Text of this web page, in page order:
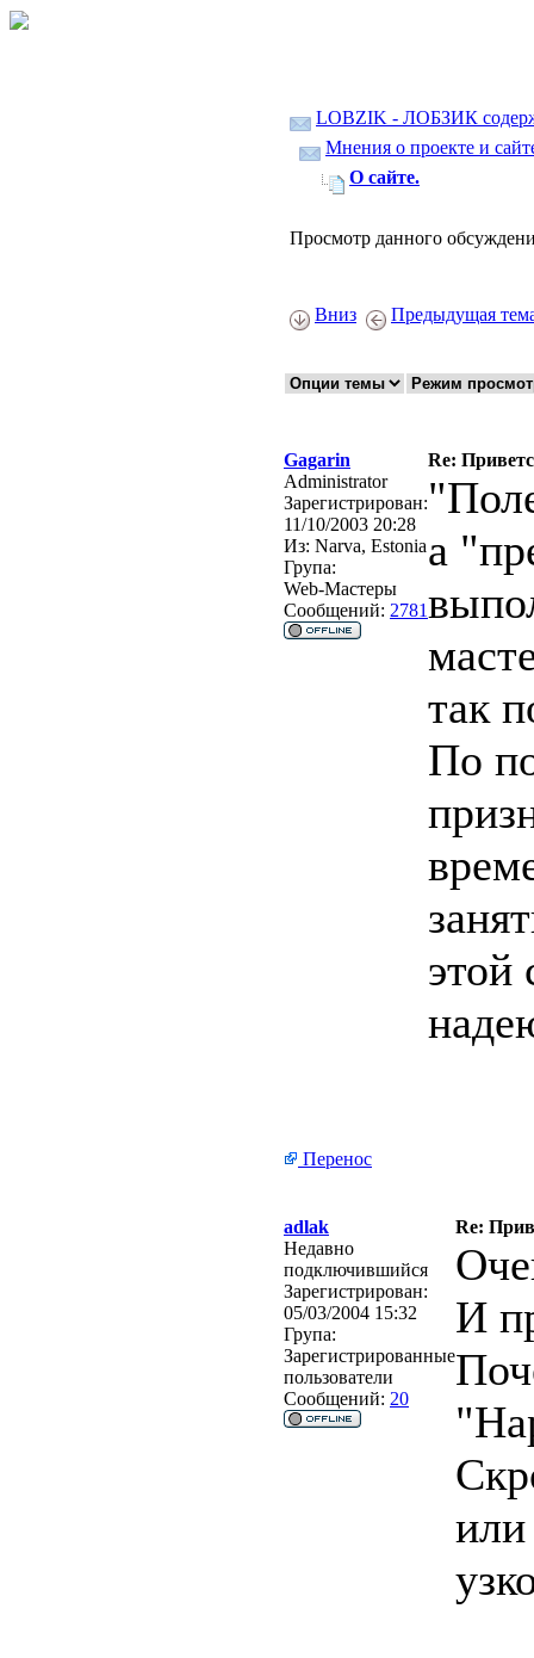
LOBZIK - ЛОБЗИК
Мнения о проекте и
О сайте.
Просмотр данного
Вниз Предыдущая
Gagarin
Re:
Administrator
Зарегистрирован:
11/10/2003 20:28
Из: Narva, Estonia
Група:
Web-Мастеры
Сообщений: 2781
а
так
По
этой
Перенос
adlak
Re:
Недавно
подключившийся
Зарегистрирован:
05/03/2004 15:32
Група:
Зарегистрированные
пользователи
Сообщений: 20
И